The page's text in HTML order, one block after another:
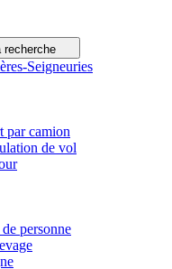
recherche